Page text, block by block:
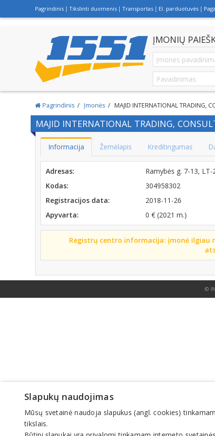
Pagrindinis Tikslinti duomenis Transportas El. parduotuvės
ĮMONIŲ
Pagrindinis Įmonės MAJID INTERNATIONAL TRADING,
MAJID INTERNATIONAL TRADING,
Informacija Žemėlapis Kreditingumas
Adresas:
Ramybės g. 7-13, LT-
Kodas:
304958302
Registracijos data:
2018-11-26
Apyvarta:
0 € (2021 m.)
Registrų centro informacija: įmonė ilgiau
©
Slapukų naudojimas
Mūsų svetainė naudoja slapukus (angl. cookies)
tikslais.